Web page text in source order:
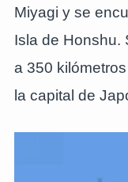
Miyagi y se
Isla de Honshu.
a 350
la capital de